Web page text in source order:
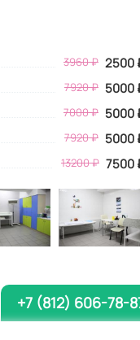
3960₽ 2500
7920 ₽ 5000
7000 ₽ 5000
7920 ₽ 5000
13200 ₽ 7500
+7 (812) 606-78-